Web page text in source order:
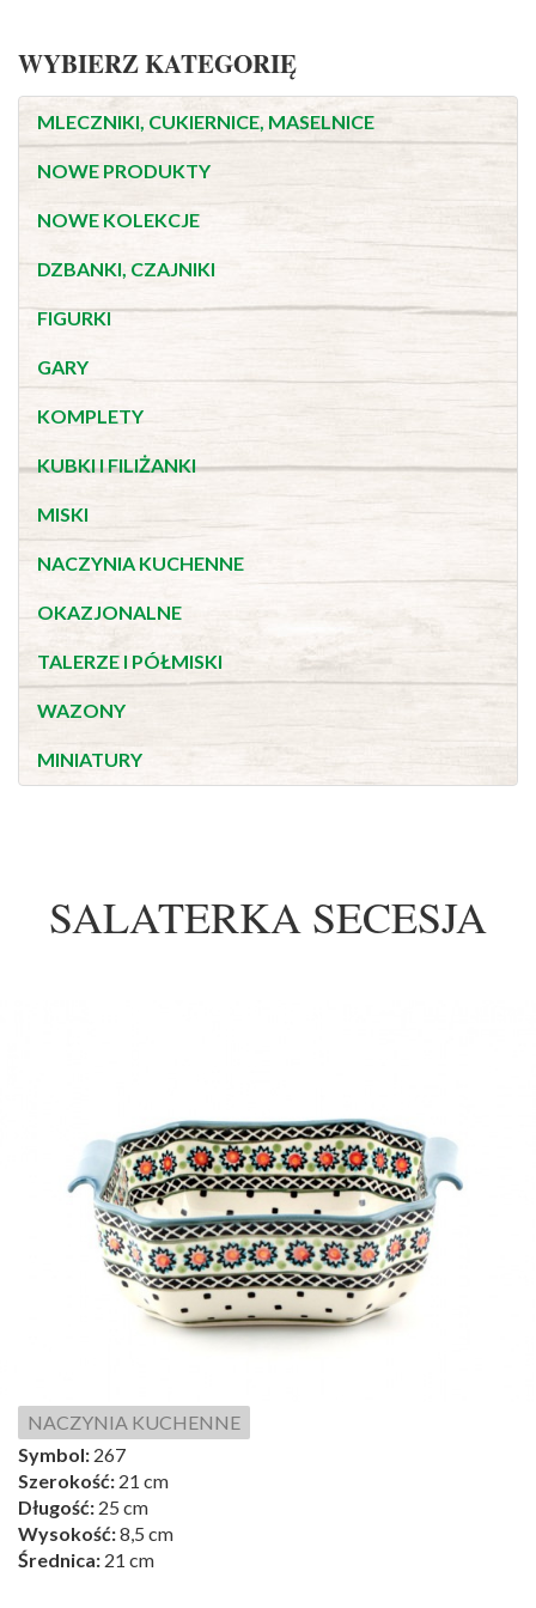
WYBIERZ KATEGORIĘ
MLECZNIKI, CUKIERNICE, MASELNICE
NOWE PRODUKTY
NOWE KOLEKCJE
DZBANKI, CZAJNIKI
FIGURKI
GARY
KOMPLETY
KUBKI I FILIŻANKI
MISKI
NACZYNIA KUCHENNE
OKAZJONALNE
TALERZE I PÓŁMISKI
WAZONY
MINIATURY
SALATERKA SECESJA
NACZYNIA KUCHENNE
Symbol: 267
Szerokość: 21 cm
Długość: 25 cm
Wysokość:8,5 cm
Średnica: 21 cm